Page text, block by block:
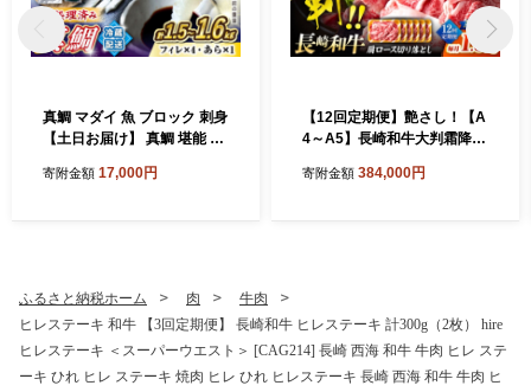
真鯛 マダイ 魚 ブロック 刺身
【土日お届け】 真鯛 堪能 5
種苗＞ [CBW005] 長崎 西海
おいしい 海の幸 海産物 魚介
類 カルパッチョ 鯛の煮つけ
料理 お刺身 タイ 真鯛 海鮮
寄附金額 17,000円
【12回定期便】艶さし！【A
4～A5】長崎和牛大判霜降り
0g×6パック）＜株式会社ME
寄附金額 384,000円
ふるさと納税ホーム 肉
牛肉
ヒレステーキ 和牛 【3回定期便】 長崎和牛 ヒレステーキ 計300g（2枚） hire
ヒレステーキ ＜スーパーウエスト＞ [CAG214] 長崎 西海 和牛 牛肉 ヒレ ステ
ーキ ひれ ヒレ ステーキ 焼肉 ヒレ ひれ ヒレステーキ 長崎 西海 和牛 牛肉 ヒ